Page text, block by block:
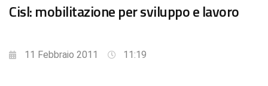
Cisl: mobilitazione per sviluppo e lavoro
11 Febbraio 2011 11:19